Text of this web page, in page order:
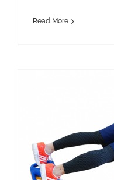
Read More